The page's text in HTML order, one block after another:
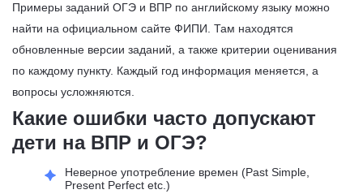
Примеры заданий ОГЭ и ВПР по английскому языку можно
найти на официальном сайте ФИПИ. Там находятся
обновленные версии заданий, а также критерии оценивания
по каждому пункту. Каждый год информация меняется, а
вопросы усложняются.
Какие ошибки часто допускают
дети на ВПР и ОГЭ?
Неверное употребление времен (Past Simple,
Present Perfect etc.)